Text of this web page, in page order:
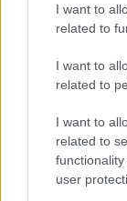
I want to
related to
I want to
related to
I want to
related to
user
Planinska zveza
Začasna zapora
in prepoved
Obvestila
Izklop
Anton na